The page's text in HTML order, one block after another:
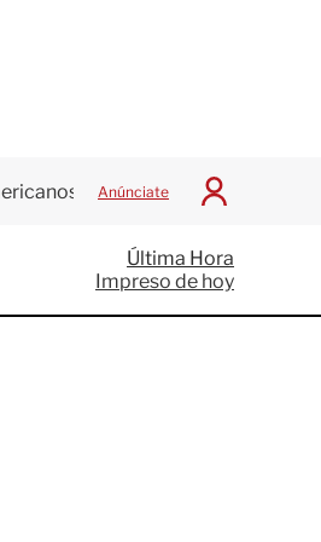
Anúnciate
I
c
i
a
Última Hora
Impreso de hoy